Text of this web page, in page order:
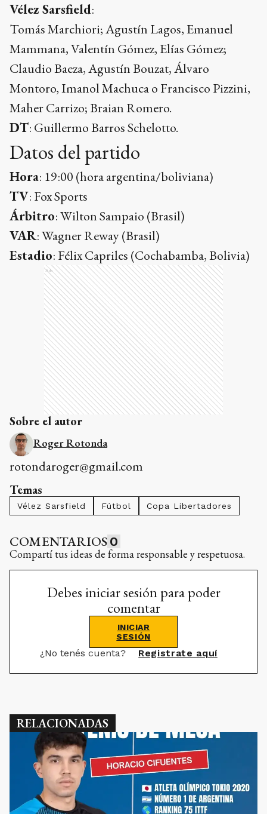
Vélez Sarsfield:
Tomás Marchiori; Agustín Lagos, Emanuel
Mammana, Valentín Gómez, Elías Gómez;
Claudio Baeza, Agustín Bouzat, Álvaro
Montoro, Imanol Machuca o Francisco Pizzini,
Maher Carrizo; Braian Romero.
DT: Guillermo Barros Schelotto.
Datos del partido
Hora: 19:00 (hora argentina/boliviana)
TV: Fox Sports
Árbitro: Wilton Sampaio (Brasil)
VAR: Wagner Reway (Brasil)
Estadio: Félix Capriles (Cochabamba, Bolivia)
Ads
Sobre el autor
Roger Rotonda
rotondaroger@gmail.com
Temas
Vélez Sarsfield Fútbol Copa Libertadores
COMENTARIOS 0
Compartí tus ideas de forma responsable y respetuosa.
Debes iniciar sesión para poder
comentar
INICIAR
SESIÓN
¿No tenés cuenta? Registrate aquí
RELACIONADAS